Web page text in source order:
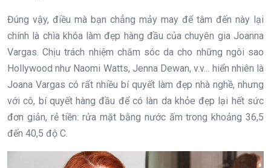
Đúng vậy, điều mà bạn chẳng mảy may để tâm đến này lại
chính là chìa khóa làm đẹp hàng đầu của chuyên gia Joanna
Vargas. Chịu trách nhiệm chăm sóc da cho những ngôi sao
Hollywood như Naomi Watts, Jenna Dewan, v.v... hiển nhiên là
Joana Vargas có rất nhiều bí quyết làm đẹp nhà nghề, nhưng
với cô, bí quyết hàng đầu để có làn da khỏe đẹp lại hết sức
đơn giản, rẻ tiền: rửa mặt bằng nước ấm trong khoảng 36,5
đến 40,5 độ C.